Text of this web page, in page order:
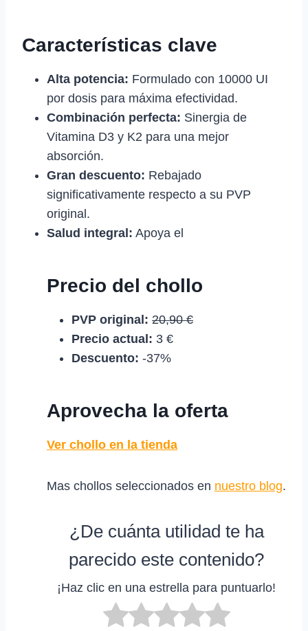
Características clave
Alta potencia: Formulado con 10000 UI
por dosis para máxima efectividad.
Combinación perfecta: Sinergia de
Vitamina D3 y K2 para una mejor
absorción.
Gran descuento: Rebajado
significativamente respecto a su PVP
original.
Salud integral: Apoya el
Precio del chollo
PVP original: 20,90 €
Precio actual: 3 €
Descuento: -37%
Aprovecha la oferta
Ver chollo en la tienda
Mas chollos seleccionados en nuestro blog.
¿De cuánta utilidad te ha
parecido este contenido?
¡Haz clic en una estrella para puntuarlo!